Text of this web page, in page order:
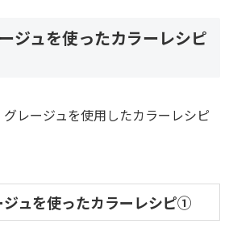
ジュを使ったカラーレシピ
レージュを使用したカラーレシピ
ジュを使ったカラーレシピ①